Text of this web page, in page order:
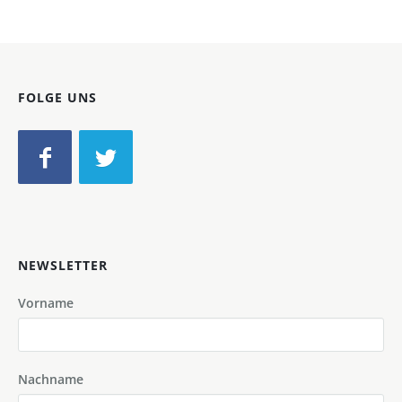
FOLGE UNS
NEWSLETTER
Vorname
Nachname